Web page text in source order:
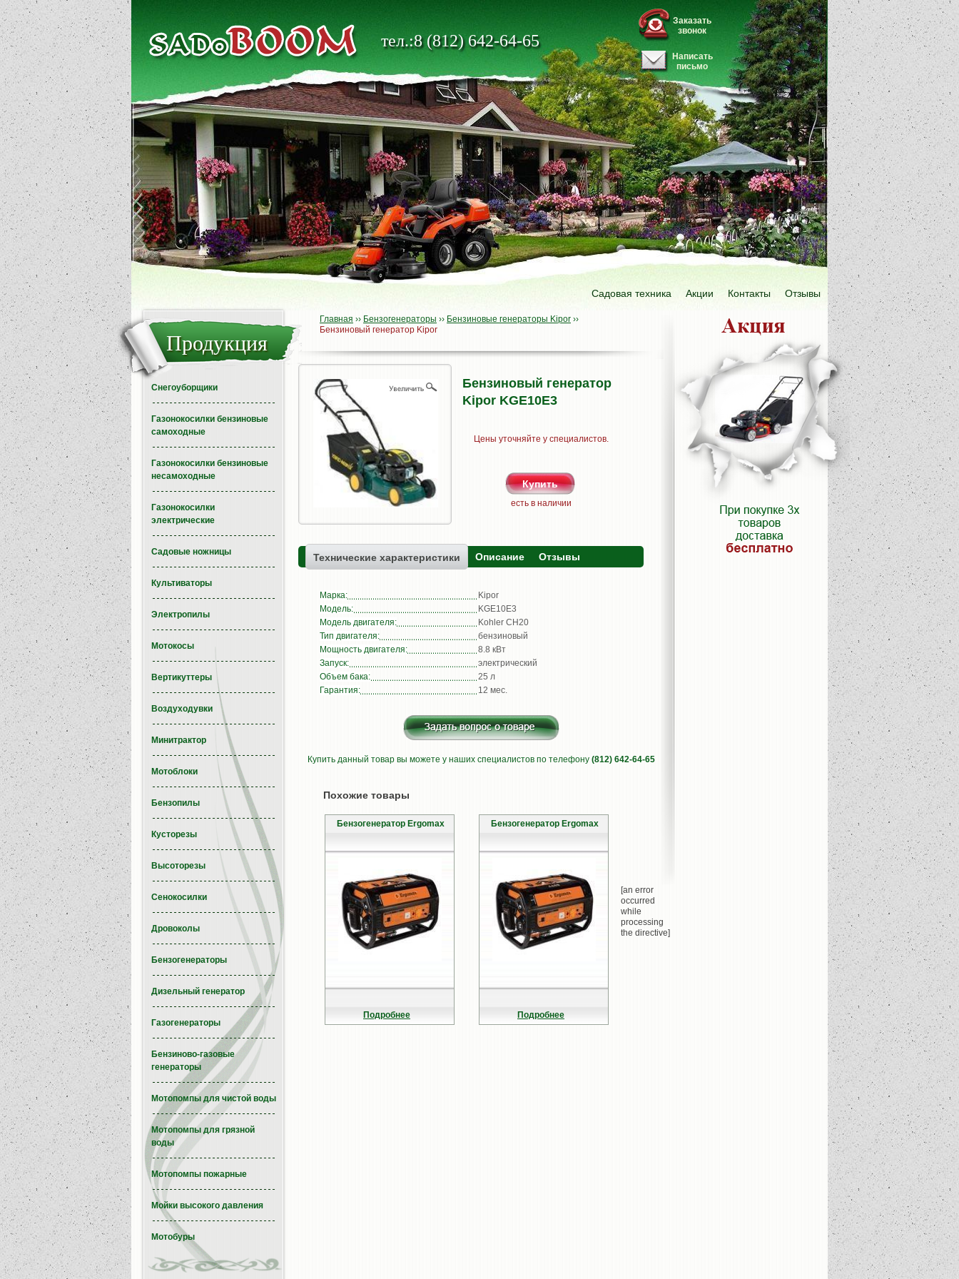
тел.:8 (812) 642-64-65
Заказать
звонок
Написать
письмо
Садовая техника Акции Контакты Отзывы
Главная ›› Бензогенераторы ›› Бензиновые генераторы Kipor ››
Бензиновый генератор Kipor
Бензиновый генератор
Kipor KGE10E3
Цены уточняйте у специалистов.
есть в наличии
Технические характеристики Описание Отзывы
Марка:
Kipor
Модель:
KGE10E3
Модель двигателя:
Kohler CH20
Тип двигателя:
бензиновый
Мощность двигателя:
8.8 кВт
Запуск:
электрический
Объем бака:
25 л
Гарантия:
12 мес.
Купить данный товар вы можете у наших специалистов по телефону (812) 642-64-65
Похожие товары
Бензогенератор Ergomax
Подробнее
Бензогенератор Ergomax
Подробнее
[an error
occurred
while
processing
the directive]
Продукция
Снегоуборщики
Газонокосилки бензиновые
самоходные
Газонокосилки бензиновые
несамоходные
Газонокосилки
электрические
Садовые ножницы
Культиваторы
Электропилы
Мотокосы
Вертикуттеры
Воздуходувки
Минитрактор
Мотоблоки
Бензопилы
Кусторезы
Высоторезы
Сенокосилки
Дровоколы
Бензогенераторы
Дизельный генератор
Газогенераторы
Бензиново-газовые
генераторы
Мотопомпы для чистой воды
Мотопомпы для грязной
воды
Мотопомпы пожарные
Мойки высокого давления
Мотобуры